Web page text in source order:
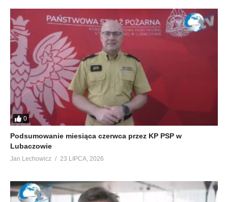
0
Podsumowanie miesiąca czerwca przez KP PSP w
Lubaczowie
Jan Lechowicz 23 LIPCA, 2026